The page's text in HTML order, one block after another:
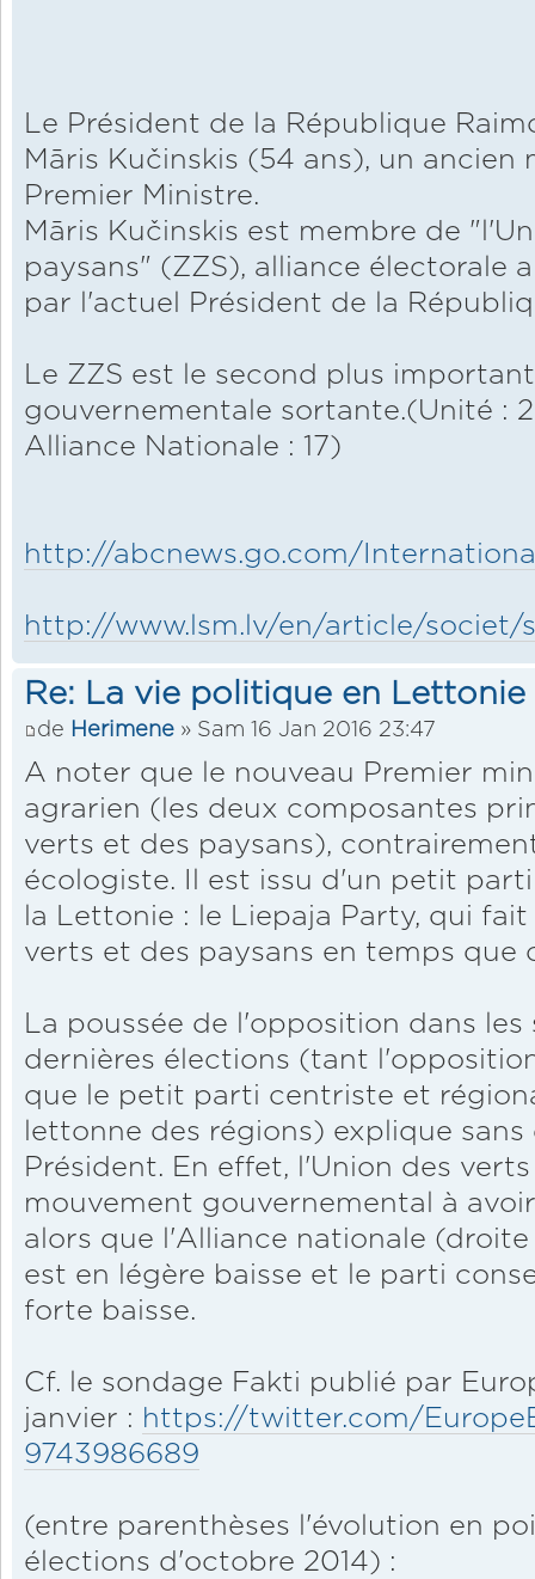
Le Président de la République
Māris Kučinskis (54 ans), un ancien
Premier Ministre.
Māris Kučinskis est membre de
paysans" (ZZS), alliance électorale
par l'actuel Président de la
Le ZZS est le second plus
gouvernementale sortante.(Unité :
Alliance Nationale : 17)
http://abcnews.go.com/
http://www.lsm.lv/en/article/societ/
Re: La vie politique en Lettonie
de Herimene » Sam 16 Jan 2016 23:47
A noter que le nouveau Premier
agrarien (les deux composantes
verts et des paysans),
écologiste. Il est issu d'un petit
la Lettonie : le Liepaja Party, qui
verts et des paysans en temps que
La poussée de l'opposition dans les
dernières élections (tant
que le petit parti centriste et
lettonne des régions) explique
Président. En effet, l'Union des
mouvement gouvernemental à
alors que l'Alliance nationale
est en légère baisse et le parti
forte baisse.
Cf. le sondage Fakti publié par
janvier : https://twitter.com/
9743986689
(entre parenthèses l'évolution en
élections d'octobre 2014) :